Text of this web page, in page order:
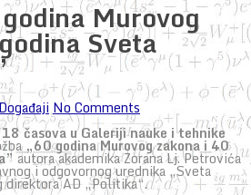
Murovog
Sveta
Događaji No Comments
časova u Galeriji nauke i tehnike
„60 godina Murovog zakona i 40
autora akademika Zorana Lj. Petrovića
i odgovornog urednika „Sveta
AD „Politika“.